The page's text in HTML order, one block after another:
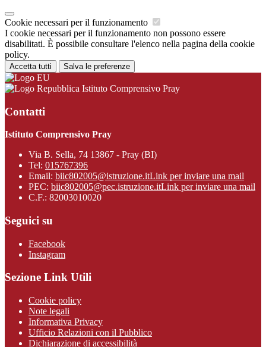
Cookie necessari per il funzionamento
I cookie necessari per il funzionamento non possono essere
disabilitati. È possibile consultare l'elenco nella pagina della cookie
policy.
Accetta tutti Salva le preferenze
Istituto Comprensivo Pray
Contatti
Istituto Comprensivo Pray
Via B. Sella, 74 13867 - Pray (BI)
Tel: 015767396
Email: biic802005@istruzione.itLink per inviare una mail
PEC: biic802005@pec.istruzione.itLink per inviare una mail
C.F.: 82003010020
Seguici su
Facebook
Instagram
Sezione Link Utili
Cookie policy
Note legali
Informativa Privacy
Ufficio Relazioni con il Pubblico
Dichiarazione di accessibilità